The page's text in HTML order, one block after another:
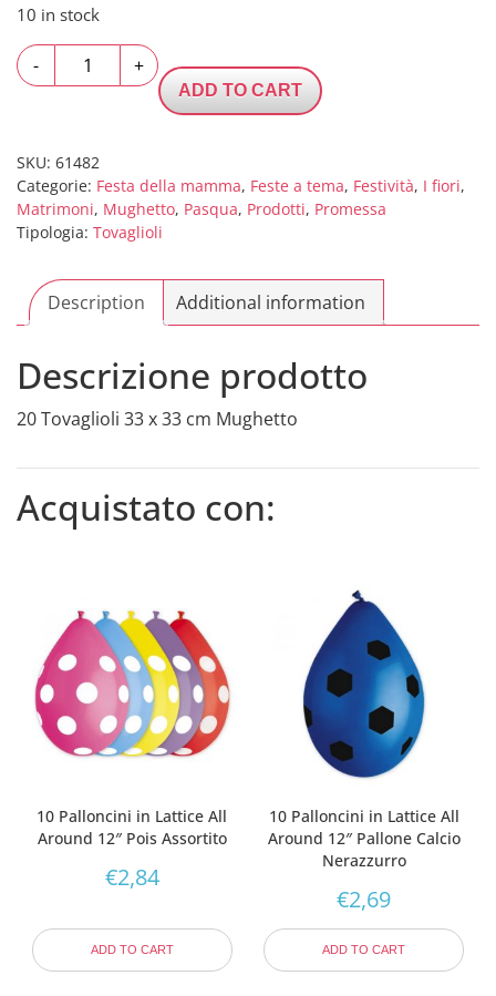
10 in stock
-
Tovaglioli
33
cm
Mughetto
quantity
+
ADD TO CART
SKU: 61482
Categorie: Festa della mamma, Feste a tema, Festività, I fiori,
Matrimoni, Mughetto, Pasqua, Prodotti, Promessa
Tipologia: Tovaglioli
Description Additional information
Descrizione prodotto
20 Tovaglioli 33 x 33 cm Mughetto
Acquistato con:
10 Palloncini in Lattice All
Around 12″ Pois Assortito
€2,84
ADD TO CART
10 Palloncini in Lattice All
Around 12″ Pallone Calcio
Nerazzurro
€2,69
ADD TO CART